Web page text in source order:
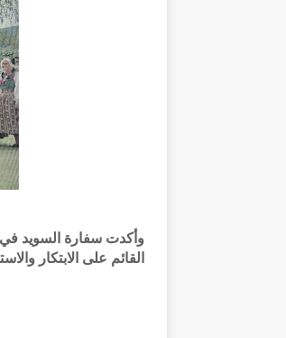
وأكدت سفارة السويد في
القائم على الابتكار